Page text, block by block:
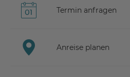
Termin anfragen
Anreise planen